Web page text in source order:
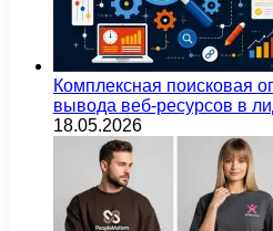
Комплексная поисковая
вывода веб-ресурсов в
18.05.2026